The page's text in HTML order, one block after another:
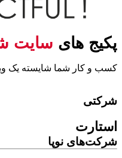
پکیج های سایت
کسب و کار شما شایسته یک
شرکتی
استارت
شرکت‌های نوپا